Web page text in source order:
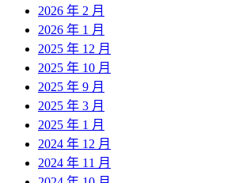
2026 年 2 月
2026 年 1 月
2025 年 12 月
2025 年 10 月
2025 年 9 月
2025 年 3 月
2025 年 1 月
2024 年 12 月
2024 年 11 月